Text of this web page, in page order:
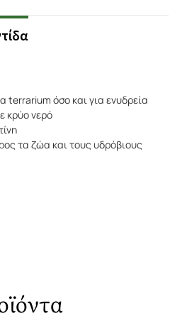
terrarium όσο και για ενυδρεία
κρύο νερό
τα ζώα και τους υδρόβιους